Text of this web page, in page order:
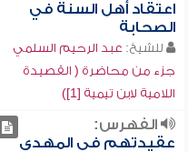
اعتقاد أهل السنة في
الصحابة
للشيخ: عبد الرحيم السلمي
جزء من محاضرة ( القصيدة
اللامية لابن تيمية [1])
الفهرس:
عقيدتهم في المهدي